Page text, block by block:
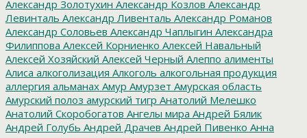
Александр Золотухин Александр Козлов Александр
Левинталь Александр Ливенталь Александр Романов
Александр Соловьев Александр Чаплыгин Александра
Филиппова Алексей Корниенко Алексей Навальный
Алексей Хозяйский Алексей Черный Алеппо алименты
Алиса алкоголизация Алкоголь алкогольная продукция
аллергия альманах Амур Амурзет Амурская область
Амурский полоз амурский тигр Анатолий Мелешко
Анатолий Скоробогатов Ангелы мира Андрей Бялик
Андрей Голубь Андрей Драчев Андрей Пивенко Анна